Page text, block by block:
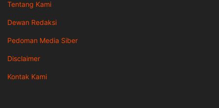
Tentang Kami
Dewan Redaksi
Pedoman Media Siber
Disclaimer
Kontak Kami